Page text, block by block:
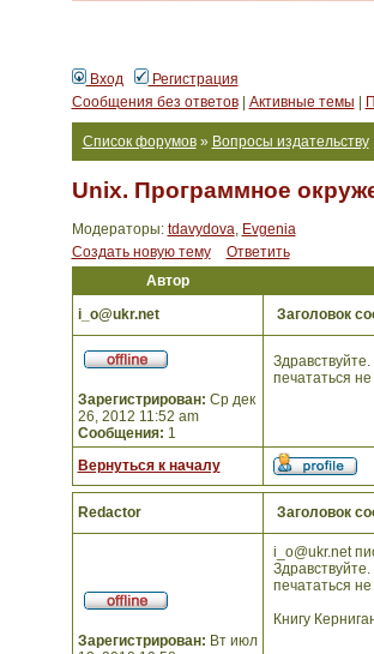
Вход
Регистрация
Сообщения без ответов| Активные темы
Список форумов» Вопросы издательству
Unix. Программное
Модераторы: tdavydova, Evgenia
Создать новую тему
Ответить
Автор
i_o@ukr.net
Заголовок
Зарегистрирован: Ср дек
26, 2012 11:52 am
Сообщения: 1
печататься
Вернуться к началу
Redactor Заголовок
Зарегистрирован: Вт июл
i_o@ukr.net
печататься
Книгу